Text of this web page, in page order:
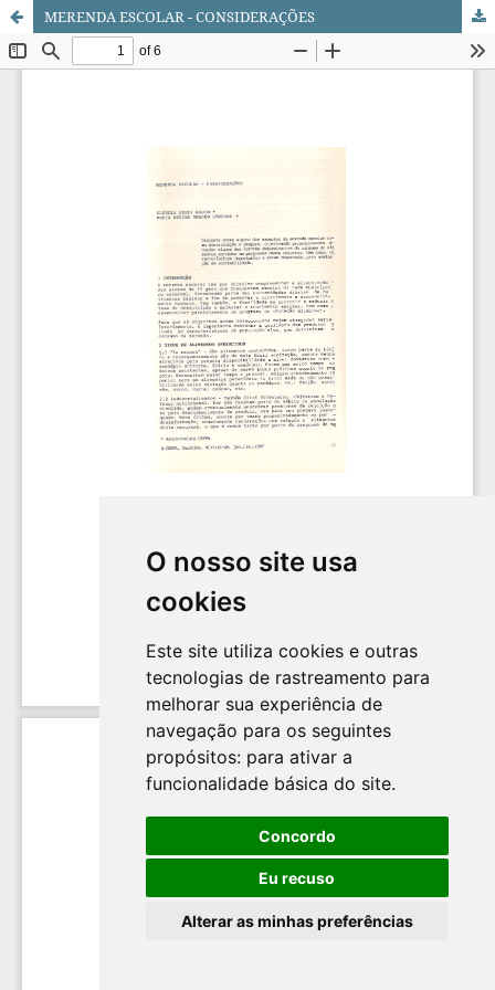
O nosso site usa
cookies
Este site utiliza cookies e outras
tecnologias de rastreamento para
melhorar sua experiência de
navegação para os seguintes
propósitos: para ativar a
funcionalidade básica do site.
Concordo
Eu recuso
Alterar as minhas preferências
MERENDA ESCOLAR - CONSIDERAÇÕES